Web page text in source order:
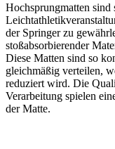
Hochsprungmatten sind
der Springer zu
stoßabsorbierender
Diese Matten sind so
gleichmäßig verteilen,
reduziert wird. Die
Verarbeitung spielen
der Matte.